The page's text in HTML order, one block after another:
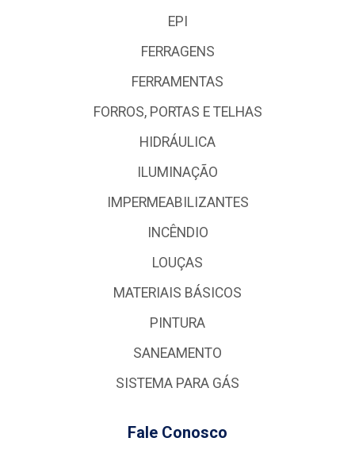
EPI
FERRAGENS
FERRAMENTAS
FORROS, PORTAS E TELHAS
HIDRÁULICA
ILUMINAÇÃO
IMPERMEABILIZANTES
INCÊNDIO
LOUÇAS
MATERIAIS BÁSICOS
PINTURA
SANEAMENTO
SISTEMA PARA GÁS
Fale Conosco